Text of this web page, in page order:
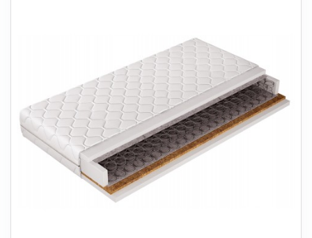
+
ENTREMØBLER
HAVEMØBLER